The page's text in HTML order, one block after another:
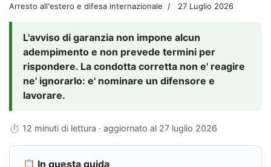
Arresto all'estero e difesa internazionale 27 Luglio 2026
L'avviso di garanzia non impone alcun
adempimento e non prevede termini per
rispondere. La condotta corretta non e' reagire
ne' ignorarlo: e' nominare un difensore e
lavorare.
⏱ 12 minuti di lettura · aggiornato al 27 luglio 2026
📋 In questa guida